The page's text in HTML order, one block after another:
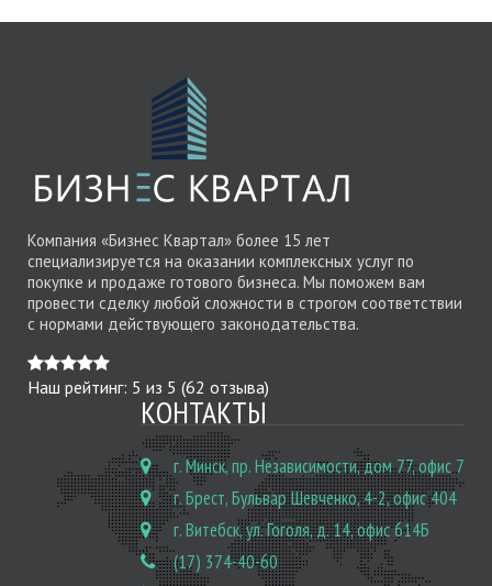
Компания «Бизнес Квартал» более 15 лет
специализируется на оказании комплексных услуг по
покупке и продаже готового бизнеса. Мы поможем вам
провести сделку любой сложности в строгом соответствии
с нормами действующего законодательства.
Наш рейтинг: 5 из 5 (62 отзыва)
КОНТАКТЫ
г. Минск, пр. Независимости, дом 77, офис 7
г. Брест, Бульвар Шевченко, 4-2, офис 404
г. Витебск, ул. Гоголя, д. 14, офис 614Б
(17) 374-40-60